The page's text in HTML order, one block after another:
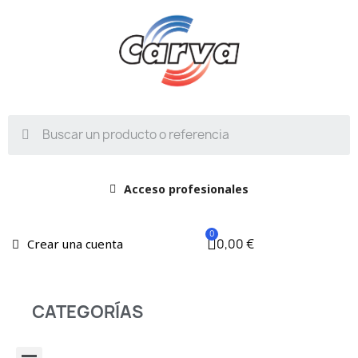
Acceso profesionales
Crear una cuenta 0,00 €
CATEGORÍAS